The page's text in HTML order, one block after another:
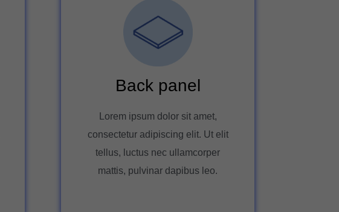
Back panel
Lorem ipsum dolor sit amet,
consectetur adipiscing elit. Ut elit
tellus, luctus nec ullamcorper
mattis, pulvinar dapibus leo.